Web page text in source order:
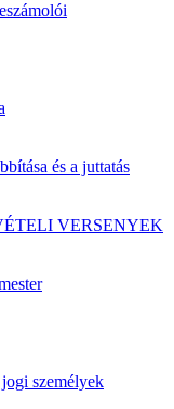
és a juttatás
VERSENYEK
személyek